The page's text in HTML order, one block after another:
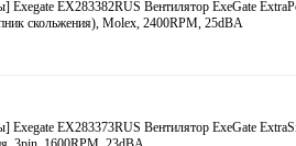
Exegate EX283382RUS Вентилятор ExeGate
скольжения), Molex, 2400RPM, 25dBA
Exegate EX283373RUS Вентилятор ExeGate